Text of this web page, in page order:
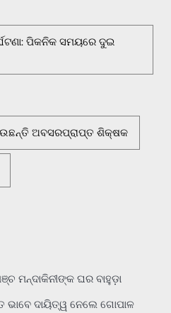
ପିକନିକ ସମୟରେ ଦୁଇ
ଅବସରପ୍ରାପ୍ତ ଶିକ୍ଷକ
ମନ୍ଦାକିନୀଙ୍କ ଘର ବାହୁଡ଼ା
ଭାବେ ଦାୟିତ୍ୱ ନେଲେ ଗୋପାଳ